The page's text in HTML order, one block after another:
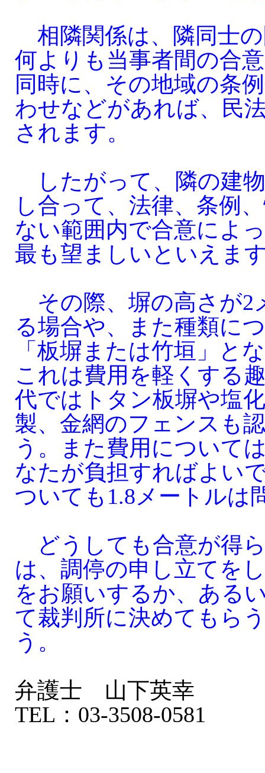
相隣関係は、隣同士
何よりも当事者間の合
同時に、その地域の条
わせなどがあれば、民
されます。
したがって、隣の建
し合って、法律、条例
ない範囲内で合意によ
最も望ましいといえま
その際、塀の高さが2
る場合や、また種類に
「板塀または竹垣」と
これは費用を軽くする
代ではトタン板塀や塩
製、金網のフェンスも
う。また費用について
なたが負担すればよい
ついても1.8メートルは
どうしても合意が得
は、調停の申し立てを
をお願いするか、ある
て裁判所に決めてもら
う。
弁護士 山下英幸
TEL：03-3508-0581